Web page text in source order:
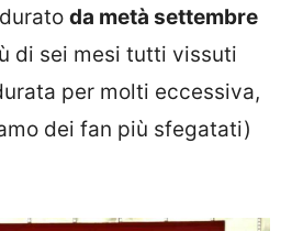
da metà settembre
di sei mesi tutti vissuti
per molti eccessiva,
dei fan più sfegatati)